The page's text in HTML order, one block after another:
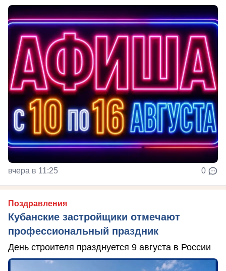
вчера в 11:25 0
Поздравления
Кубанские застройщики отмечают
профессиональный праздник
День строителя празднуется 9 августа в России